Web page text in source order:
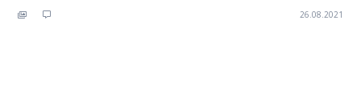
26.08.2021